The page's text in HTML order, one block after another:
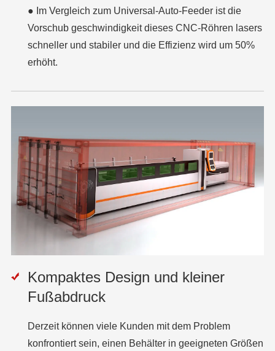
● Im Vergleich zum Universal-Auto-Feeder ist die
Vorschub geschwindigkeit dieses CNC-Röhren lasers
schneller und stabiler und die Effizienz wird um 50%
erhöht.
Kompaktes Design und kleiner
Fußabdruck
Derzeit können viele Kunden mit dem Problem
konfrontiert sein, einen Behälter in geeigneten Größen